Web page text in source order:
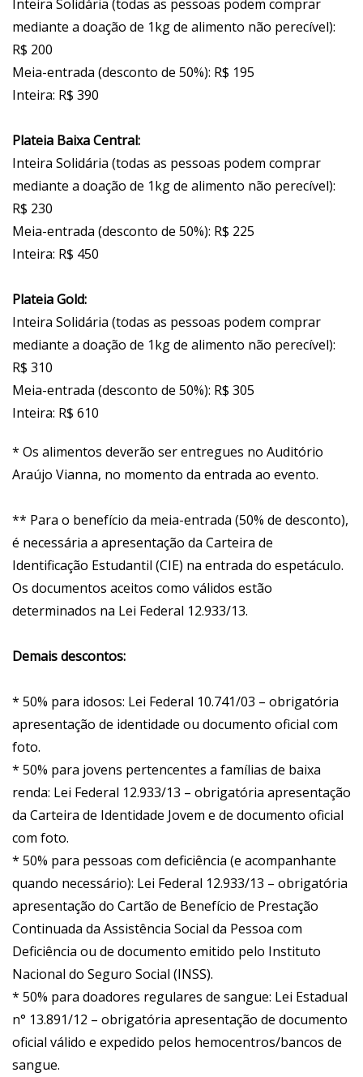
Inteira Solidária (todas as pessoas podem comprar
mediante a doação de 1kg de alimento não perecível):
R$ 200
Meia-entrada (desconto de 50%): R$ 195
Inteira: R$ 390
Plateia Baixa Central:
Inteira Solidária (todas as pessoas podem comprar
mediante a doação de 1kg de alimento não perecível):
R$ 230
Meia-entrada (desconto de 50%): R$ 225
Inteira: R$ 450
Plateia Gold:
Inteira Solidária (todas as pessoas podem comprar
mediante a doação de 1kg de alimento não perecível):
R$ 310
Meia-entrada (desconto de 50%): R$ 305
Inteira: R$ 610
* Os alimentos deverão ser entregues no Auditório
Araújo Vianna, no momento da entrada ao evento.
** Para o benefício da meia-entrada (50% de desconto),
é necessária a apresentação da Carteira de
Identificação Estudantil (CIE) na entrada do espetáculo.
Os documentos aceitos como válidos estão
determinados na Lei Federal 12.933/13.
Demais descontos:
* 50% para idosos: Lei Federal 10.741/03 – obrigatória
apresentação de identidade ou documento oficial com
foto.
* 50% para jovens pertencentes a famílias de baixa
renda: Lei Federal 12.933/13 – obrigatória apresentação
da Carteira de Identidade Jovem e de documento oficial
com foto.
* 50% para pessoas com deficiência (e acompanhante
quando necessário): Lei Federal 12.933/13 – obrigatória
apresentação do Cartão de Benefício de Prestação
Continuada da Assistência Social da Pessoa com
Deficiência ou de documento emitido pelo Instituto
Nacional do Seguro Social (INSS).
* 50% para doadores regulares de sangue: Lei Estadual
n° 13.891/12 – obrigatória apresentação de documento
oficial válido e expedido pelos hemocentros/bancos de
sangue.